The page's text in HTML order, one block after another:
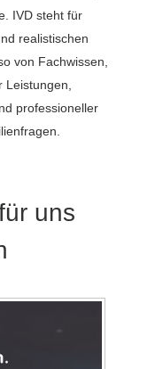
IVD steht für
realistischen
von Fachwissen,
professioneller
uns